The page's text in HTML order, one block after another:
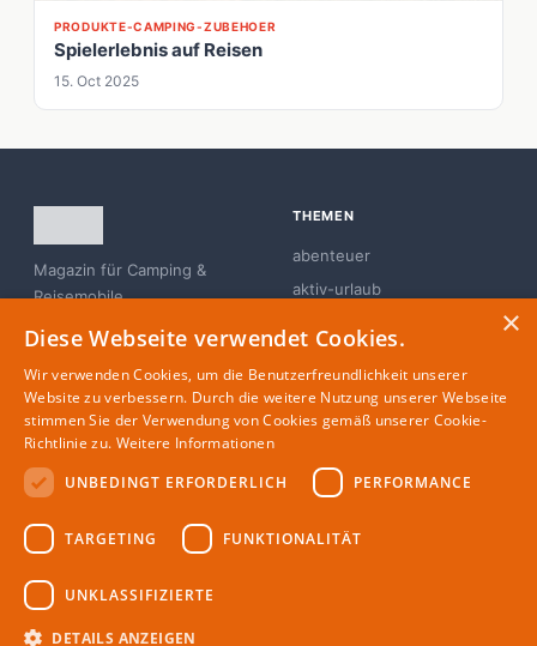
PRODUKTE-CAMPING-ZUBEHOER
Spielerlebnis auf Reisen
15. Oct 2025
Magazin für Camping &
Reisemobile
THEMEN
abenteuer
aktiv-urlaub
familie
glamping
MAGAZIN
Partner
Autoren
RECHTLICHES
Impressum
×
Diese Webseite verwendet Cookies.
Wir verwenden Cookies, um die Benutzerfreundlichkeit unserer
Website zu verbessern. Durch die weitere Nutzung unserer Webseite
stimmen Sie der Verwendung von Cookies gemäß unserer Cookie-
Richtlinie zu. Weitere Informationen
UNBEDINGT ERFORDERLICH
PERFORMANCE
TARGETING FUNKTIONALITÄT
UNKLASSIFIZIERTE
DETAILS ANZEIGEN